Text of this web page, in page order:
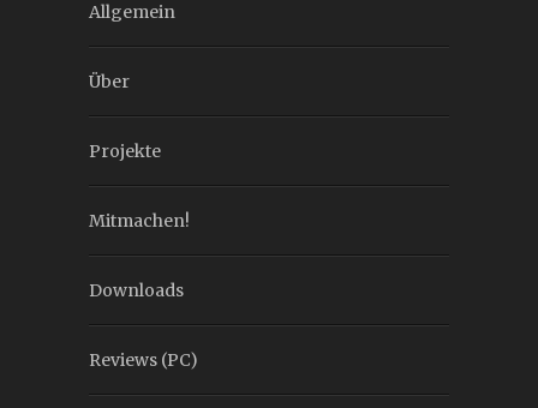
Allgemein
Über
Projekte
Mitmachen!
Downloads
Reviews (PC)